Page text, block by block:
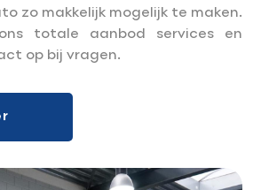
zo makkelijk mogelijk te maken.
totale aanbod services en
op bij vragen.